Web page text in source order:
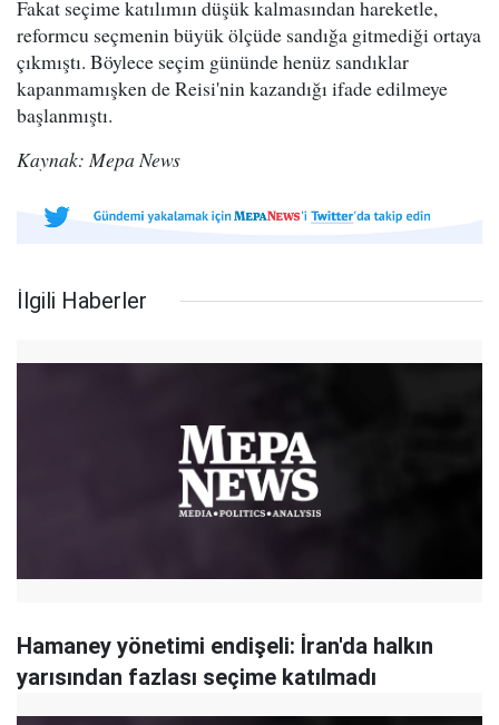
Fakat seçime katılımın düşük kalmasından hareketle,
reformcu seçmenin büyük ölçüde sandığa gitmediği ortaya
çıkmıştı. Böylece seçim gününde henüz sandıklar
kapanmamışken de Reisi'nin kazandığı ifade edilmeye
başlanmıştı.
Kaynak: Mepa News
İlgili Haberler
Hamaney yönetimi endişeli: İran'da halkın
yarısından fazlası seçime katılmadı